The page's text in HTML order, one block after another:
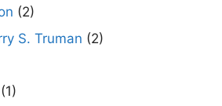
(2)
S. Truman (2)
(1)